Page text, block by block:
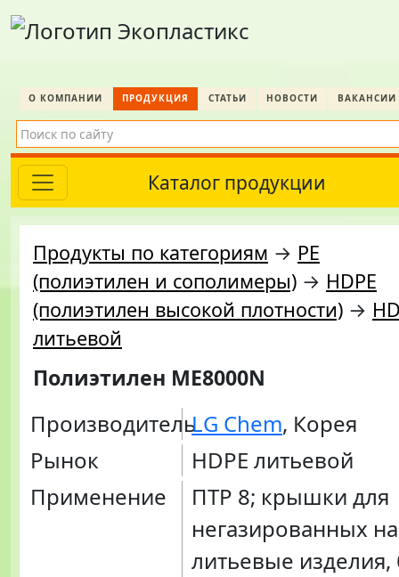
О КОМПАНИИ ПРОДУКЦИЯ СТАТЬИ НОВОСТИ ВАКАНСИИ
Каталог продукции
Продукты по категориям → PE
(полиэтилен и сополимеры) → HDPE
(полиэтилен высокой плотности) →
литьевой
Полиэтилен ME8000N
ПроизводительLG Chem, Корея
Рынок
HDPE литьевой
Применение
ПТР 8; крышки для
негазированных
литьевые изделия,